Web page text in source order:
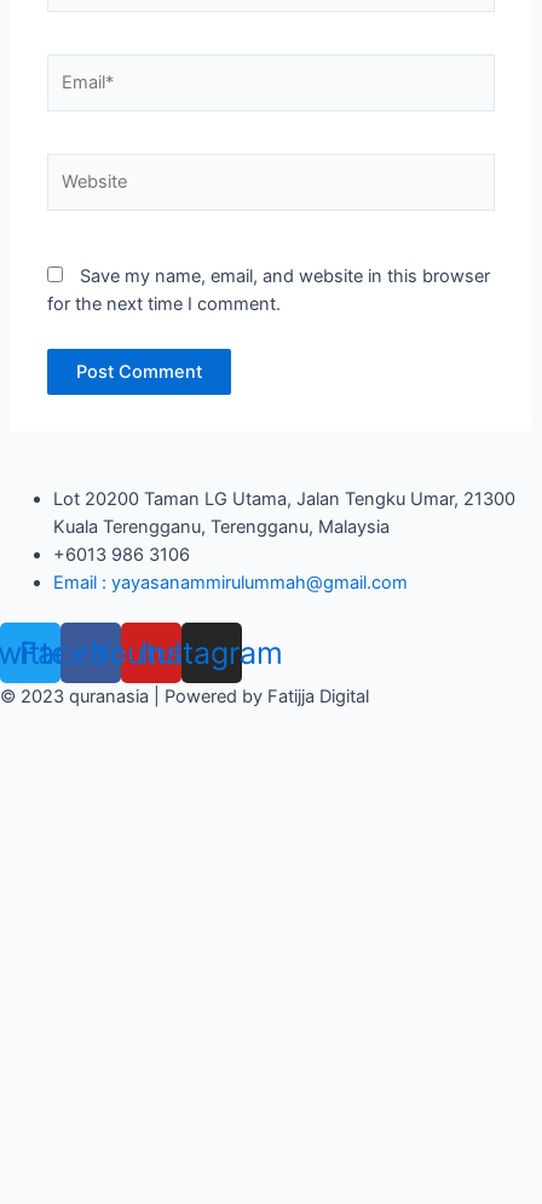
Save my name, email, and website in this browser
for the next time I comment.
Lot 20200 Taman LG Utama, Jalan Tengku Umar, 21300
Kuala Terengganu, Terengganu, Malaysia
+6013 986 3106
Email : yayasanammirulummah@gmail.com
Facebook
Youtube
Instagram
© 2023 quranasia | Powered by Fatijja Digital